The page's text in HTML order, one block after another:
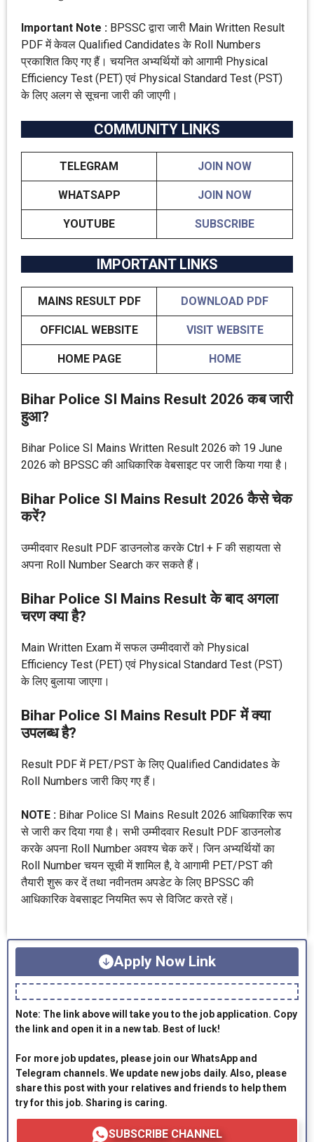
Important Note : BPSSC द्वारा जारी Main Written Result
PDF में केवल Qualified Candidates के Roll Numbers
प्रकाशित किए गए हैं। चयनित अभ्यर्थियों को आगामी Physical
Efficiency Test (PET) एवं Physical Standard Test (PST)
के लिए अलग से सूचना जारी की जाएगी।
COMMUNITY LINKS
TELEGRAM JOIN NOW
WHATSAPP JOIN NOW
YOUTUBE SUBSCRIBE
IMPORTANT LINKS
MAINS RESULT PDF DOWNLOAD PDF
OFFICIAL WEBSITE VISIT WEBSITE
HOME PAGE HOME
Bihar Police SI Mains Result 2026 कब जारी
हुआ?
Bihar Police SI Mains Written Result 2026 को 19 June
2026 को BPSSC की आधिकारिक वेबसाइट पर जारी किया गया है।
Bihar Police SI Mains Result 2026 कैसे चेक
करें?
उम्मीदवार Result PDF डाउनलोड करके Ctrl + F की सहायता से
अपना Roll Number Search कर सकते हैं।
Bihar Police SI Mains Result के बाद अगला
चरण क्या है?
Main Written Exam में सफल उम्मीदवारों को Physical
Efficiency Test (PET) एवं Physical Standard Test (PST)
के लिए बुलाया जाएगा।
Bihar Police SI Mains Result PDF में क्या
उपलब्ध है?
Result PDF में PET/PST के लिए Qualified Candidates के
Roll Numbers जारी किए गए हैं।
NOTE : Bihar Police SI Mains Result 2026 आधिकारिक रूप
से जारी कर दिया गया है। सभी उम्मीदवार Result PDF डाउनलोड
करके अपना Roll Number अवश्य चेक करें। जिन अभ्यर्थियों का
Roll Number चयन सूची में शामिल है, वे आगामी PET/PST की
तैयारी शुरू कर दें तथा नवीनतम अपडेट के लिए BPSSC की
आधिकारिक वेबसाइट नियमित रूप से विजिट करते रहें।
Apply Now Link
Note: The link above will take you to the job application. Copy
the link and open it in a new tab. Best of luck!
For more job updates, please join our WhatsApp and
Telegram channels. We update new jobs daily. Also, please
share this post with your relatives and friends to help them
try for this job. Sharing is caring.
SUBSCRIBE CHANNEL